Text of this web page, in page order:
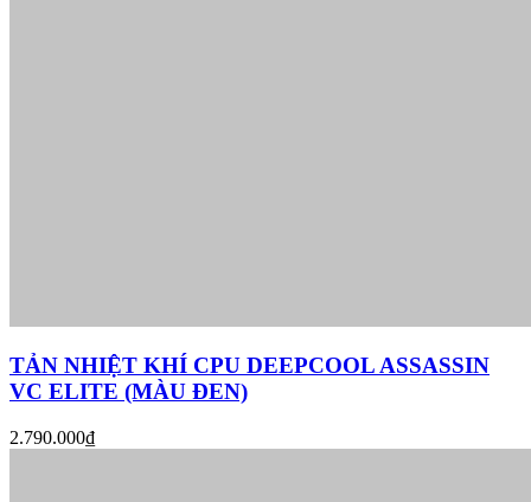
TẢN NHIỆT KHÍ CPU DEEPCOOL ASSASSIN
VC ELITE (MÀU ĐEN)
2.790.000₫